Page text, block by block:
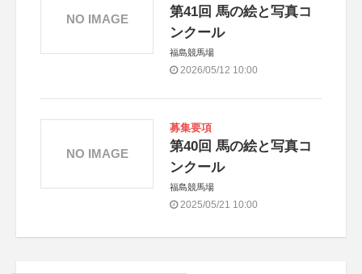
第41回 馬の絵と写真コ
ンクール
福島競馬場
2026/05/12 10:00
NO IMAGE
募集要項
第40回 馬の絵と写真コ
ンクール
福島競馬場
2025/05/21 10:00
NO IMAGE